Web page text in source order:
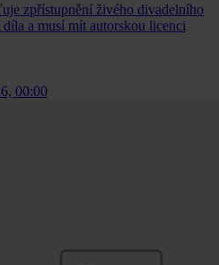
zpřístupnění živého divadelního
a musí mít autorskou licenci
00:00